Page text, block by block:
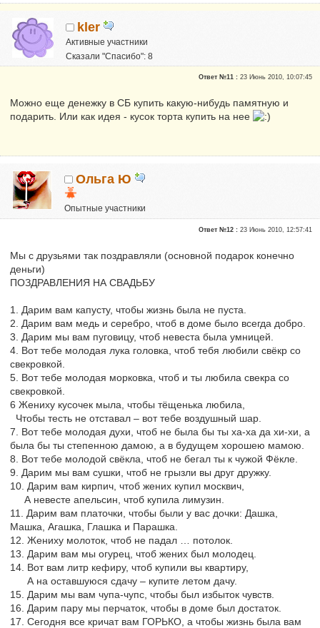
kler
Активные участники
Сказали "Спасибо": 8
Ответ №11 :23 Июнь 2010, 10:07:45
Можно еще денежку в СБ купить какую-нибудь памятную и
подарить. Или как идея - кусок торта купить на нее
Ольга Ю
Опытные участники
Ответ №12 :23 Июнь 2010, 12:57:41
Мы с друзьями так поздравляли (основной подарок конечно
деньги)
ПОЗДРАВЛЕНИЯ НА СВАДЬБУ
1. Дарим вам капусту, чтобы жизнь была не пуста.
2. Дарим вам медь и серебро, чтоб в доме было всегда добро.
3. Дарим мы вам пуговицу, чтоб невеста была умницей.
4. Вот тебе молодая лука головка, чтоб тебя любили свёкр со
свекровкой.
5. Вот тебе молодая морковка, чтоб и ты любила свекра со
свекровкой.
6 Жениху кусочек мыла, чтобы тёщенька любила,
Чтобы тесть не отставал – вот тебе воздушный шар.
7. Вот тебе молодая духи, чтоб не была бы ты ха-ха да хи-хи, а
была бы ты степенною дамою, а в будущем хорошею мамою.
8. Вот тебе молодой свёкла, чтоб не бегал ты к чужой Фёкле.
9. Дарим мы вам сушки, чтоб не грызли вы друг дружку.
10. Дарим вам кирпич, чтоб жених купил москвич,
А невесте апельсин, чтоб купила лимузин.
11. Дарим вам платочки, чтобы были у вас дочки: Дашка,
Машка, Агашка, Глашка и Парашка.
12. Жениху молоток, чтоб не падал … потолок.
13. Дарим вам мы огурец, чтоб жених был молодец.
14. Вот вам литр кефиру, чтоб купили вы квартиру,
А на оставшуюся сдачу – купите летом дачу.
15. Дарим мы вам чупа-чупс, чтобы был избыток чувств.
16. Дарим пару мы перчаток, чтобы в доме был достаток.
17. Сегодня все кричат вам ГОРЬКО, а чтобы жизнь была вам